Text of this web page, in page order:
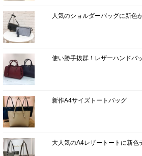
人気のショルダーバッグに新色
使い勝手抜群！レザーハンドバ
新作A4サイズトートバッグ
大人気のA4レザートートに新色